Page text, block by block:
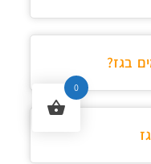
בגז?
0